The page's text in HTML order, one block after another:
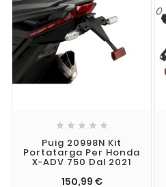
    
Puig 20998N Kit
Portatarga Per Honda
X-ADV 750 Dal 2021
150,99 €